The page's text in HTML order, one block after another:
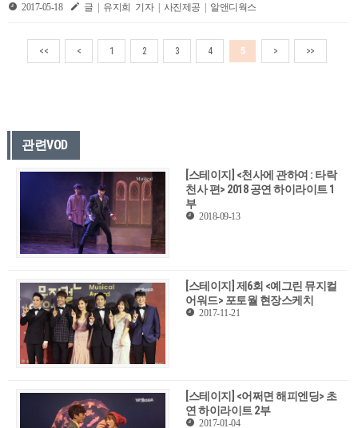
2017-05-18 글 | 유지희 기자 | 사진제공 | 알앤디웍스
<< < 1 2 3 4 5 > >>
관련VOD
[스테이지] <천사에 관하여 : 타락
천사 편> 2018 공연 하이라이트 1
부
2018-09-13
[스테이지] 제6회 <예그린 뮤지컬
어워드> 포토월 현장스케치
2017-11-21
[스테이지] <어쩌면 해피엔딩> 초
연 하이라이트 2부
2017-01-04